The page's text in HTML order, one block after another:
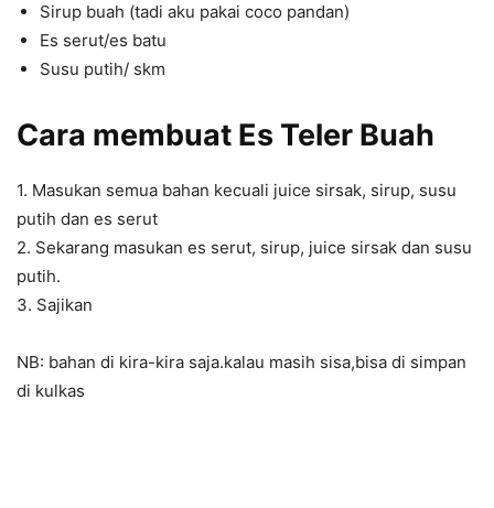
Sirup buah (tadi aku pakai coco pandan)
Es serut/es batu
Susu putih/ skm
Cara membuat Es Teler Buah
1. Masukan semua bahan kecuali juice sirsak, sirup, susu
putih dan es serut
2. Sekarang masukan es serut, sirup, juice sirsak dan susu
putih.
3. Sajikan
NB: bahan di kira-kira saja.kalau masih sisa,bisa di simpan
di kulkas